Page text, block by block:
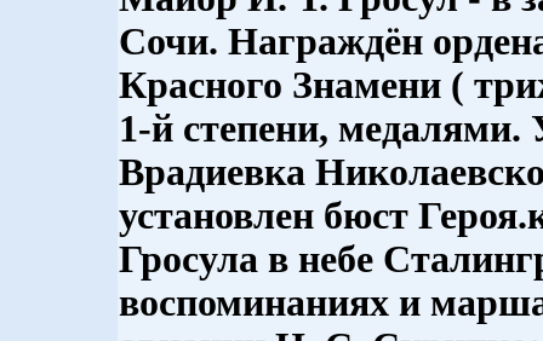
Сочи. Награждён
Красного Знамени (
1-й степени, медалями.
Врадиевка
установлен бюст
Гросула в небе
воспоминаниях и